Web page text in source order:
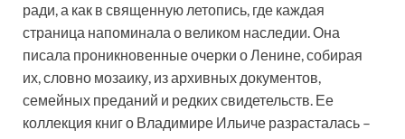
ради, а как в священную летопись, где каждая
страница напоминала о великом наследии. Она
писала проникновенные очерки о Ленине, собирая
их, словно мозаику, из архивных документов,
семейных преданий и редких свидетельств. Ее
коллекция книг о Владимире Ильиче разрасталась –